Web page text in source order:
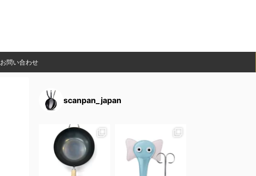
お問い合わせ
scanpan_japan